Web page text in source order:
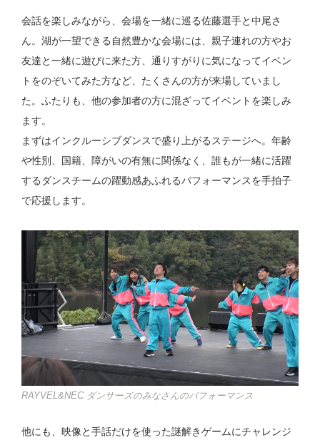
会話を楽しみながら、会場を一緒に巡る佐藤選手と中尾さ
ん。湖が一望できる自然豊かな会場には、親子連れの方やお
友達と一緒に遊びに来た方、通りすがりに気になってイベン
トをのぞいてみた方など、たくさんの方が来場していまし
た。ふたりも、他の参加者の方に混ざってイベントを楽しみ
ます。
まずはインクルーシブダンスで盛り上がるステージへ。年齢
や性別、国籍、障がいの有無に関係なく、誰もが一緒に活躍
するダンスチームの躍動感あふれるパフォーマンスを手拍子
で応援します。
RAYVEL&NEC ダンサーズのみなさんのパフォーマンス
他にも、映像と手話だけを使った謎解きゲームにチャレンジ